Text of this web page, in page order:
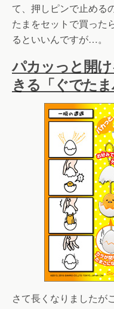
て、押しピンで止める
たまをセットで買った
るといいんですが…。
パカッっと開
きる「ぐでた
さて長くなりましたが